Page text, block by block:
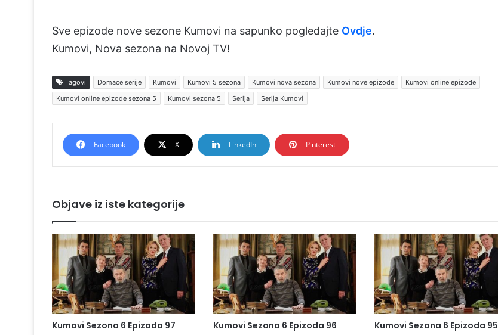
Sve epizode nove sezone Kumovi na sapunko pogledajte Ovdje.
Kumovi, Nova sezona na Novoj TV!
Tagovi Domace serije Kumovi Kumovi 5 sezona Kumovi nova sezona Kumovi nove epizode
Kumovi online epizode
Kumovi online epizode sezona 5
Kumovi sezona 5 Serija Serija Kumovi
Facebook X LinkedIn Pinterest
Objave iz iste kategorije
Kumovi Sezona 6 Epizoda 97 Kumovi Sezona 6 Epizoda 96 Kumovi Sezona 6 Epizoda 95